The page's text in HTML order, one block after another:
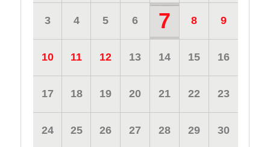
3 4 5 6 7 8 9
10 11 12 13 14 15 16
17 18 19 20 21 22 23
24 25 26 27 28 29 30